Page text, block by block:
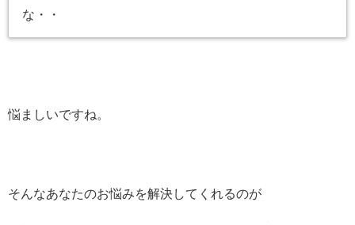
な・・
悩ましいですね。
そんなあなたのお悩みを解決してくれるのが